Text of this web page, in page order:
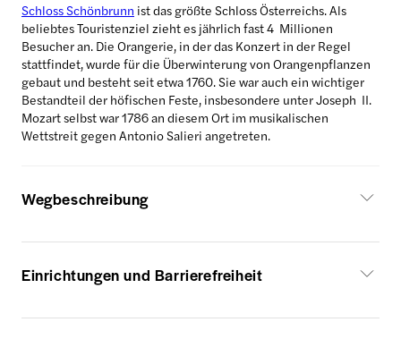
Schloss Schönbrunn ist das größte Schloss Österreichs. Als
beliebtes Touristenziel zieht es jährlich fast 4 Millionen
Besucher an. Die Orangerie, in der das Konzert in der Regel
stattfindet, wurde für die Überwinterung von Orangenpflanzen
gebaut und besteht seit etwa 1760. Sie war auch ein wichtiger
Bestandteil der höfischen Feste, insbesondere unter Joseph II.
Mozart selbst war 1786 an diesem Ort im musikalischen
Wettstreit gegen Antonio Salieri angetreten.
Wegbeschreibung
Einrichtungen und Barrierefreiheit